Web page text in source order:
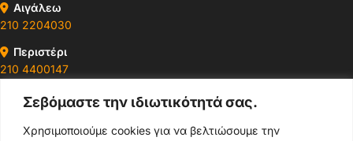
Σεβόμαστε την ιδιωτικότητά σας.
Χρησιμοποιούμε cookies για να βελτιώσουμε την
Αιγάλεω
210 2204030
Περιστέρι
210 4400147
Ωράρια & Διευθύνσεις →